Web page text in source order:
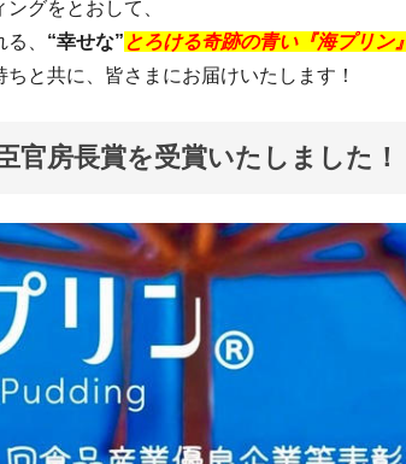
グをとおして、
、 “幸せな” とろける奇跡の青い『海プリン』
と共に、皆さまにお届けいたします！
官房長賞を受賞いたしました！